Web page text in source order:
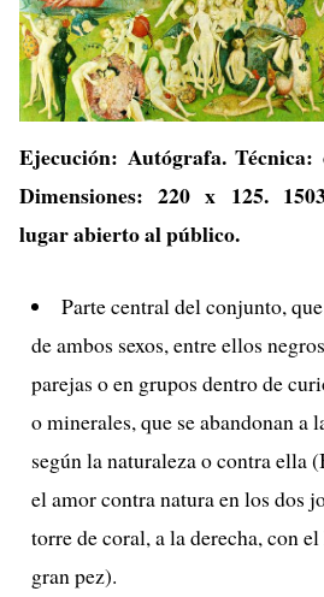
Ejecución: Autógrafa. Técnica:
Dimensiones: 220 x 125.
lugar abierto al público.
Parte central del conjunto,
de ambos sexos, entre ellos
parejas o en grupos dentro de
o minerales, que se abandonan a
según la naturaleza o contra ella
el amor contra natura en los dos
torre de coral, a la derecha, con
gran pez).